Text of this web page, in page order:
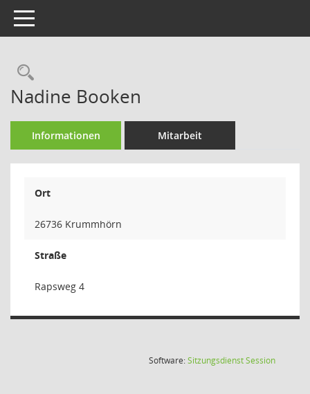
Toggle navigation
Rechercheauswahl
Nadine Booken
Informationen Mitarbeit
Ort
26736 Krummhörn
Straße
Rapsweg 4
Software:SitzungsdienstSession(Wird in